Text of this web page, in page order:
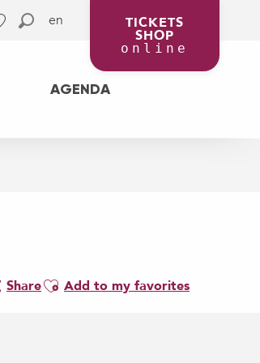
en TICKETS
SHOP
online
AGENDA
ShareAjouter aux favoris
Add to my favorites